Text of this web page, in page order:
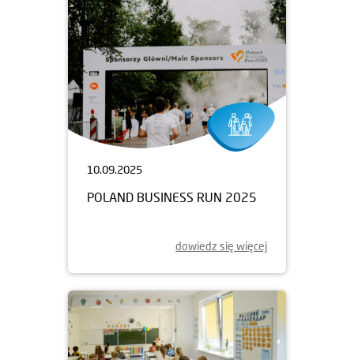
10.09.2025
POLAND BUSINESS RUN 2025
dowiedz się więcej